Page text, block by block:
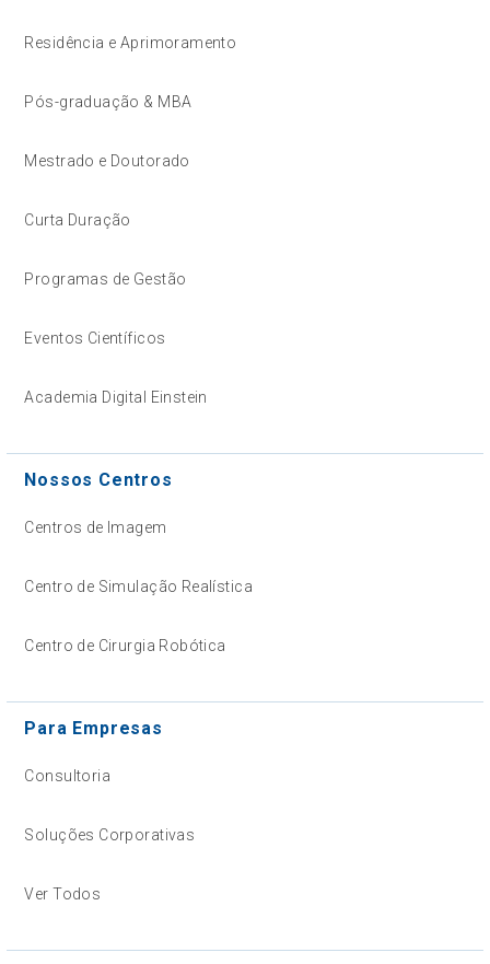
Residência e Aprimoramento
Pós-graduação & MBA
Mestrado e Doutorado
Curta Duração
Programas de Gestão
Eventos Científicos
Academia Digital Einstein
Nossos Centros
Centros de Imagem
Centro de Simulação Realística
Centro de Cirurgia Robótica
Para Empresas
Consultoria
Soluções Corporativas
Ver Todos